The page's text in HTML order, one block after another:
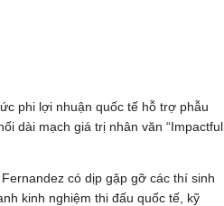
phi lợi nhuận quốc tế hỗ trợ phẫu
dài mạch giá trị nhân văn “Impactful
có dịp gặp gỡ các thí sinh
kinh nghiệm thi đấu quốc tế, kỹ